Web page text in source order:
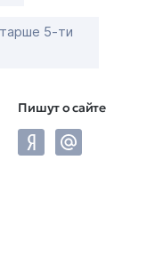
5-ти
Пишут о сайте